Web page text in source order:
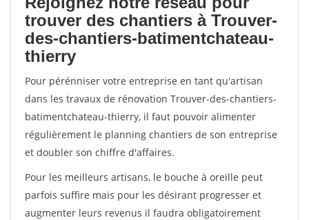
trouver des chantiers à Trouver-
des-chantiers-batimentchateau-
thierry
Pour pérénniser votre entreprise en tant qu'artisan
dans les travaux de rénovation Trouver-des-chantiers-
batimentchateau-thierry, il faut pouvoir alimenter
régulièrement le planning chantiers de son entreprise
et doubler son chiffre d'affaires.
Pour les meilleurs artisans, le bouche à oreille peut
parfois suffire mais pour les désirant progresser et
augmenter leurs revenus il faudra obligatoirement